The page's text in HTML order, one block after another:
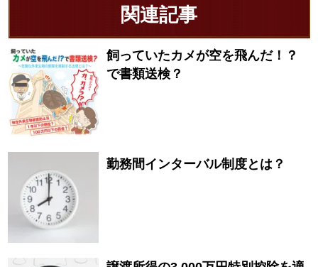
関連記事
飼っていたカメが空を飛んだ！？
で書類送検？
勤務間インターバル制度とは？